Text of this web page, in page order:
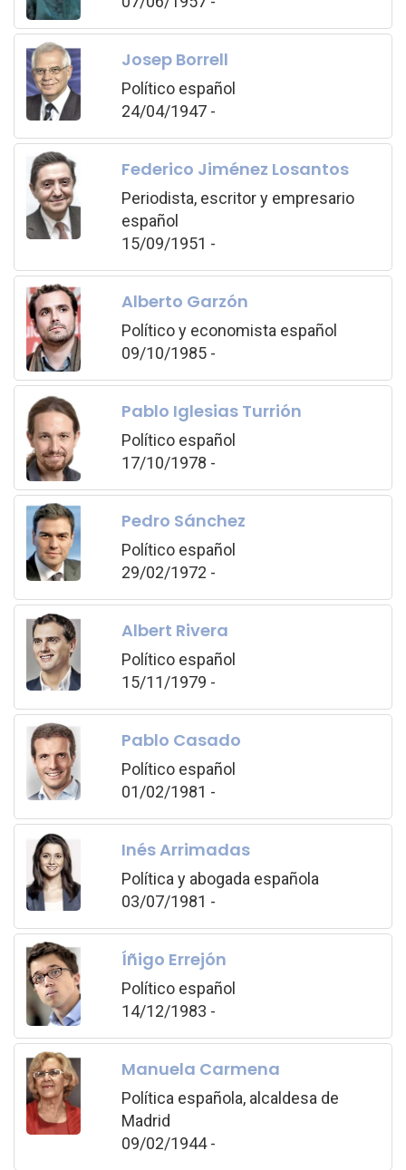
Josep Borrell
Político español
24/04/1947 -
Federico Jiménez Losantos
Periodista, escritor y empresario
español
15/09/1951 -
Alberto Garzón
Político y economista español
09/10/1985 -
Pablo Iglesias Turrión
Político español
17/10/1978 -
Pedro Sánchez
Político español
29/02/1972 -
Albert Rivera
Político español
15/11/1979 -
Pablo Casado
Político español
01/02/1981 -
Inés Arrimadas
Política y abogada española
03/07/1981 -
Íñigo Errejón
Político español
14/12/1983 -
Manuela Carmena
Política española, alcaldesa de
Madrid
09/02/1944 -